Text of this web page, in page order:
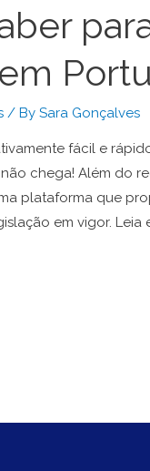
/ BySara Gonçalves
fácil e
chega! Além do
plataforma que
em vigor. Leia